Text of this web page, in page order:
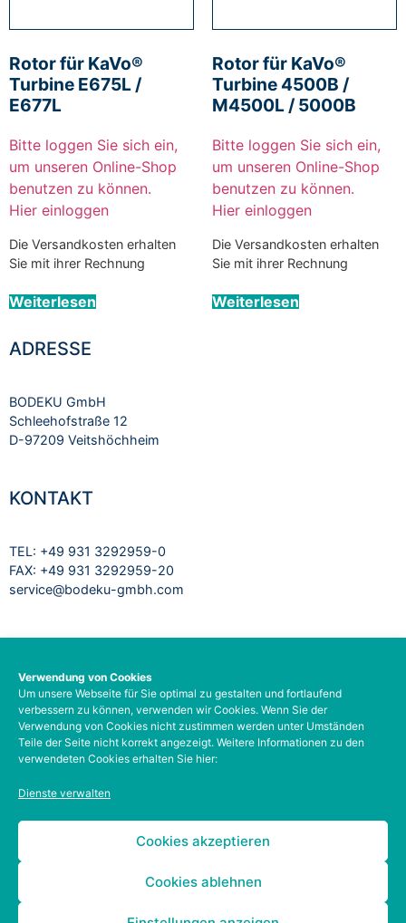
Verwendung von Cookies
Um unsere Webseite für Sie optimal zu gestalten und fortlaufend
verbessern zu können, verwenden wir Cookies. Wenn Sie der
Verwendung von Cookies nicht zustimmen werden unter Umständen
Teile der Seite nicht korrekt angezeigt. Weitere Informationen zu den
verwendeten Cookies erhalten Sie hier:
Dienste verwalten
Cookies akzeptieren
Cookies ablehnen
Rotor für KaVo®
Turbine E675L /
E677L
Bitte loggen Sie sich ein,
um unseren Online-Shop
benutzen zu können.
Hier einloggen
Die Versandkosten erhalten
Sie mit ihrer Rechnung
Weiterlesen
Rotor für KaVo®
Turbine 4500B /
M4500L / 5000B
Bitte loggen Sie sich ein,
um unseren Online-Shop
benutzen zu können.
Hier einloggen
Die Versandkosten erhalten
Sie mit ihrer Rechnung
Weiterlesen
ADRESSE
BODEKU GmbH
Schleehofstraße 12
D-97209 Veitshöchheim
KONTAKT
TEL: +49 931 3292959-0
FAX: +49 931 3292959-20
service@bodeku-gmbh.com
Impressum
Datenschutzbelehrung
AGB
Barrierefreiheit
Kontodetails